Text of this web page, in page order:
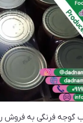
گوجه فرنگی به فروش